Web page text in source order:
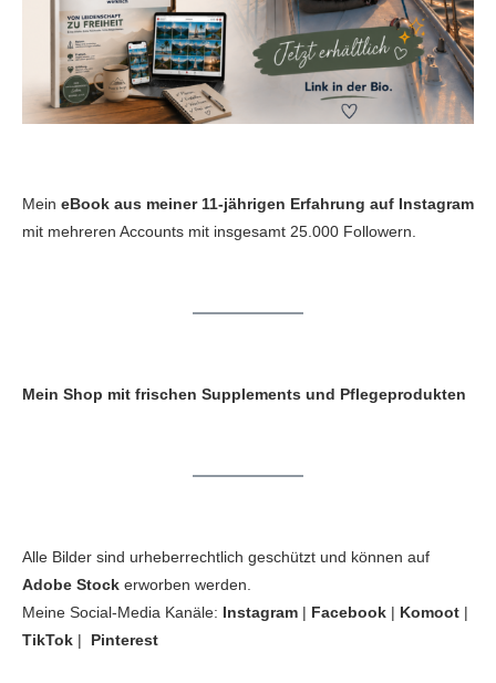
Mein eBook aus meiner 11-jährigen Erfahrung auf Instagram
mit mehreren Accounts mit insgesamt 25.000 Followern.
Mein Shop mit frischen Supplements und Pflegeprodukten
Alle Bilder sind urheberrechtlich geschützt und können auf
Adobe Stock erworben werden.
Meine Social-Media Kanäle: Instagram | Facebook | Komoot |
TikTok | Pinterest